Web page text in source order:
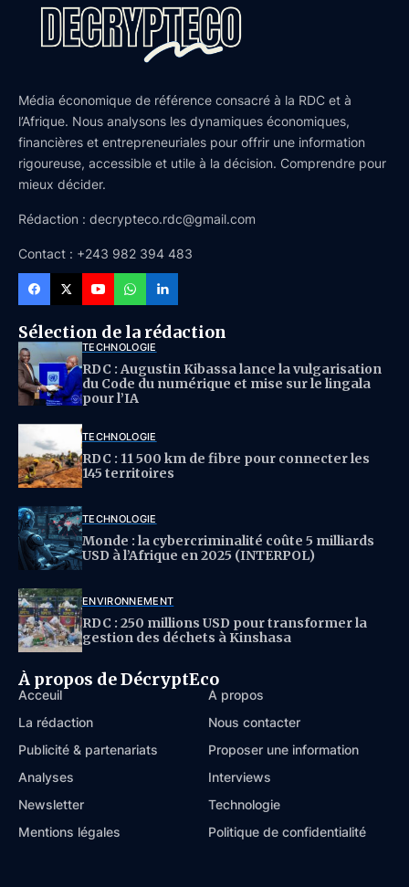
Média économique de référence consacré à la RDC et à
l’Afrique. Nous analysons les dynamiques économiques,
financières et entrepreneuriales pour offrir une information
rigoureuse, accessible et utile à la décision. Comprendre pour
mieux décider.
Rédaction : decrypteco.rdc@gmail.com
Contact : +243 982 394 483
Sélection de la rédaction
TECHNOLOGIE
RDC : Augustin Kibassa lance la vulgarisation
du Code du numérique et mise sur le lingala
pour l’IA
TECHNOLOGIE
RDC : 11 500 km de fibre pour connecter les
145 territoires
TECHNOLOGIE
Monde : la cybercriminalité coûte 5 milliards
USD à l’Afrique en 2025 (INTERPOL)
ENVIRONNEMENT
RDC : 250 millions USD pour transformer la
gestion des déchets à Kinshasa
À propos de DécryptEco
Acceuil
À propos
La rédaction
Nous contacter
Publicité & partenariats
Proposer une information
Analyses
Interviews
Newsletter
Technologie
Mentions légales
Politique de confidentialité